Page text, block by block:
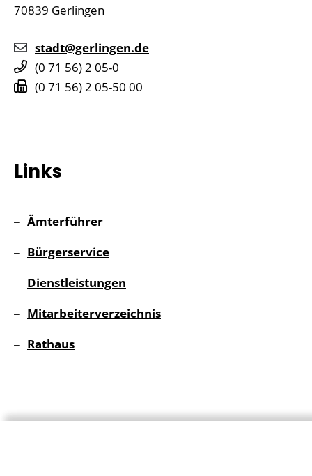
70839 Gerlingen
stadt@gerlingen.de
(0 71 56) 2 05-0
(0 71 56) 2 05-50 00
Links
Ämterführer
Bürgerservice
Dienstleistungen
Mitarbeiterverzeichnis
Rathaus